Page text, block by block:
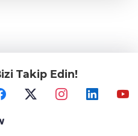
Takip Edin!